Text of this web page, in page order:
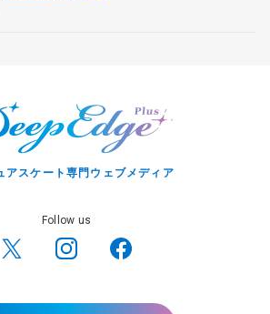
アスケート専門ウェブメディア
Follow us